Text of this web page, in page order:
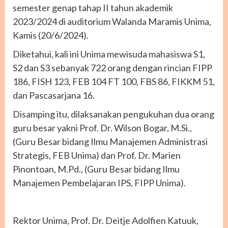
semester genap tahap II tahun akademik
2023/2024 di auditorium Walanda Maramis Unima,
Kamis (20/6/2024).
Diketahui, kali ini Unima mewisuda mahasiswa S1,
S2 dan S3 sebanyak 722 orang dengan rincian FIPP
186, FISH 123, FEB 104 FT 100, FBS 86, FIKKM 51,
dan Pascasarjana 16.
Disamping itu, dilaksanakan pengukuhan dua orang
guru besar yakni Prof. Dr. Wilson Bogar, M.Si.,
(Guru Besar bidang Ilmu Manajemen Administrasi
Strategis, FEB Unima) dan Prof. Dr. Marien
Pinontoan, M.Pd., (Guru Besar bidang Ilmu
Manajemen Pembelajaran IPS, FIPP Unima).
Rektor Unima, Prof. Dr. Deitje Adolfien Katuuk,